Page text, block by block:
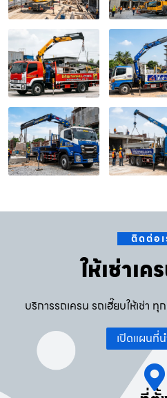
ติดต่อเ
ให้เช่าเ
บริการรถเครน รถเฮี๊ยบให้เช่า
เปิดแผนที่